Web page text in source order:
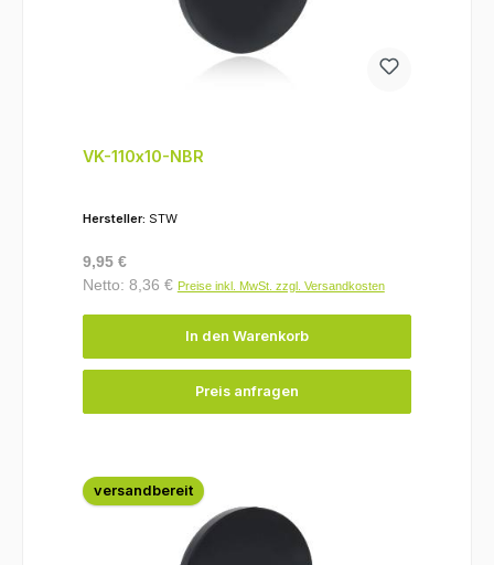
VK-110x10-NBR
Hersteller: STW
Regulärer Preis:
9,95 €
Netto: 8,36 € Preise inkl. MwSt. zzgl. Versandkosten
In den Warenkorb
Preis anfragen
versandbereit